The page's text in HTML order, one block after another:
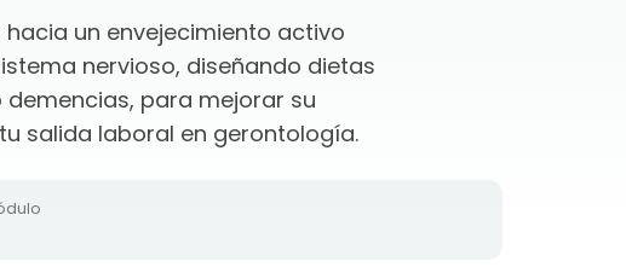
un envejecimiento activo
nervioso, diseñando dietas
para mejorar su
salida laboral en gerontología.